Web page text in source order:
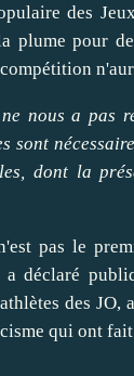
des
plume pour
nous a pas
sont
dont la
pas le
déclaré
des
qui ont fait